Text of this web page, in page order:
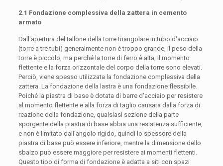
2.1 Fondazione complessiva della zattera in cemento
armato
Dall'apertura del tallone della torre triangolare in tubo d'acciaio
(torre a tre tubi) generalmente non è troppo grande, il peso della
torre è piccolo, ma perché la torre di ferro è alta, il momento
flettente e la forza orizzontale del corpo della torre sono elevati.
Perciò, viene spesso utilizzata la fondazione complessiva della
zattera. La fondazione della lastra è una fondazione flessibile.
Poiché la piastra di base è dotata di barre d'acciaio per resistere
al momento flettente e alla forza di taglio causata dalla forza di
reazione della fondazione, qualsiasi sezione della parte
sporgente della piastra di base abbia una resistenza sufficiente,
e non è limitato dall'angolo rigido, quindi lo spessore della
piastra di base può essere inferiore, mentre la dimensione dello
sbalzo può essere maggiore per resistere ai momenti flettenti.
Questo tipo di forma di fondazione è adatta a siti con spazi